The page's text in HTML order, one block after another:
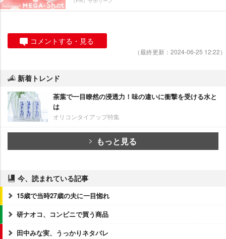
コメントする・見る
（最終更新：2024-06-25 12:22）
新着トレンド
茶葉で一目瞭然の浸透力！味の違いに衝撃を受ける水と
は
オリコンタイアップ特集
もっと見る
今、読まれている記事
15歳で当時27歳の夫に一目惚れ
研ナオコ、コンビニで買う商品
田中みな実、うっかりネタバレ